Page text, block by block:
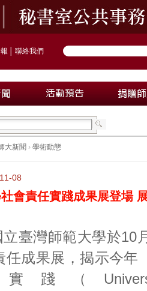
聯絡我們
大新聞 › 學術動態
08
會責任實踐成果展登場
立臺灣師範大學於10
任成果展，揭示今年
踐（